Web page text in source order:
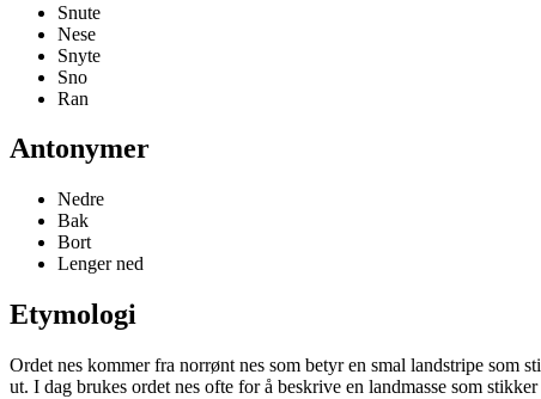
Snute
Nese
Snyte
Sno
Ran
Antonymer
Nedre
Bak
Bort
Lenger ned
Etymologi
Ordet nes kommer fra norrønt nes som betyr en smal landstripe som
ut. I dag brukes ordet nes ofte for å beskrive en landmasse som